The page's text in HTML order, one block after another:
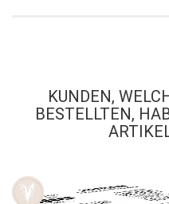
KUNDEN,
BESTELLTEN,